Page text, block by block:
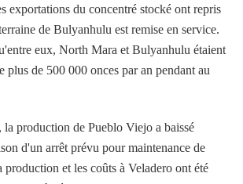
exportations du concentré stocké ont repris
de Bulyanhulu est remise en service.
eux, North Mara et Bulyanhulu étaient
plus de 500 000 onces par an pendant au
production de Pueblo Viejo a baissé
d'un arrêt prévu pour maintenance de
production et les coûts à Veladero ont été